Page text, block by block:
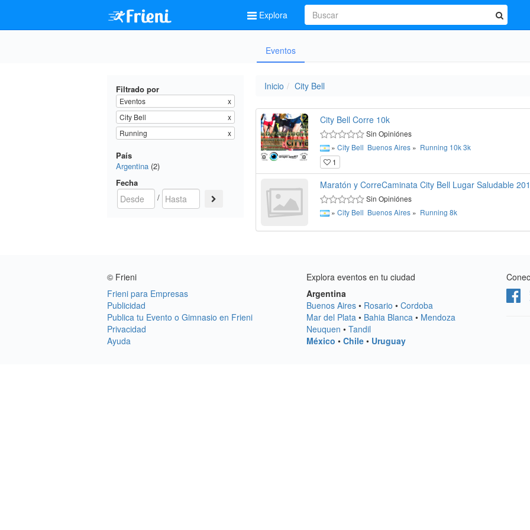
Explora
Eventos
Filtrado por
Eventos
x
City Bell
x
Running
x
País
Argentina (2)
Fecha
/
Inicio City Bell
City Bell Corre 10k
Sin Opiniónes
» City Bell Buenos Aires» Running 10k 3k
1
Maratón y CorreCaminata City Bell Lugar Saludable
Sin Opiniónes
» City Bell Buenos Aires» Running 8k
© Frieni
Frieni para Empresas
Publicidad
Publica tu Evento o Gimnasio en Frieni
Privacidad
Ayuda
Explora eventos en tu ciudad
Argentina
Buenos Aires • Rosario •Cordoba
Mar del Plata • Bahia Blanca • Mendoza
Neuquen •Tandil
México •Chile • Uruguay